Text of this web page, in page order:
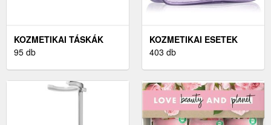
KOZMETIKAI TÁSKÁK
95 db
KOZMETIKAI ESETEK
403 db